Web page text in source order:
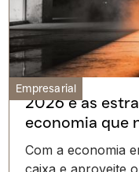
Empresarial
2026 e as
economia que
Com a economia
caixa e aproveite